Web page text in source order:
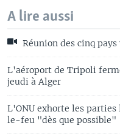
A lire aussi
Réunion des cinq
L'aéroport de Tripoli
jeudi à Alger
L'ONU exhorte les
le-feu "dès que possible"